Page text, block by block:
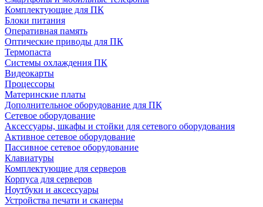
Комплектующие для ПК
Блоки питания
Оперативная память
Оптические приводы для ПК
Термопаста
Системы охлаждения ПК
Видеокарты
Процессоры
Материнские платы
Дополнительное оборудование для ПК
Сетевое оборудование
Аксессуары, шкафы и стойки для сетевого оборудования
Активное сетевое оборудование
Пассивное сетевое оборудование
Клавиатуры
Комплектующие для серверов
Корпуса для серверов
Ноутбуки и аксессуары
Устройства печати и сканеры